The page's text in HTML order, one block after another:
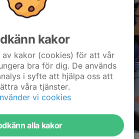
kakor
av kakor (cookies) för att vår
bra för dig. De används
i syfte att hjälpa oss att
våra tjänster.
vi cookies
alla kakor